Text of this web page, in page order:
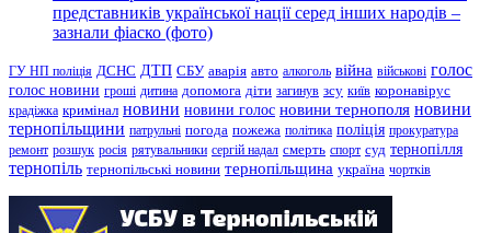
представників української нації серед інших народів –
зазнали фіаско (фото)
ГУ НП поліція ДСНС ДТП СБУ аварія авто алкоголь війна військові голос
голос новини гроші дитина допомога діти загинув зсу київ коронавірус
крадіжка кримінал новини новини голос новини тернополя новини
тернопільщини патрульні погода пожежа політика поліція прокуратура
ремонт розшук росія рятувальники сергій надал смерть спорт суд тернопілля
тернопіль тернопільські новини тернопільщина україна чортків